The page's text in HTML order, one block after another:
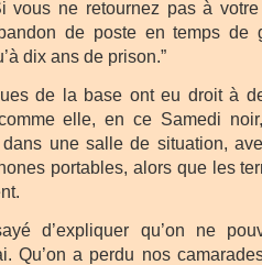
vous ne retournez pas à
de poste en temps de
dix ans de prison.”
de la base ont eu droit à
elle, en ce Samedi noir,
dans une salle de situation,
portables, alors que les
d’expliquer qu’on ne
Qu’on a perdu nos